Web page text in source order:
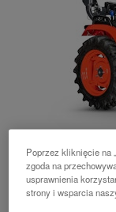
Poprzez kliknięcie na
zgoda na
usprawnienia
strony i wsparcia